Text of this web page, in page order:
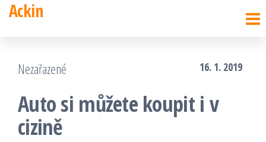
Přeskočit
Ackin
Nezařazené 16. 1. 2019
Auto si můžete koupit i v
cizině